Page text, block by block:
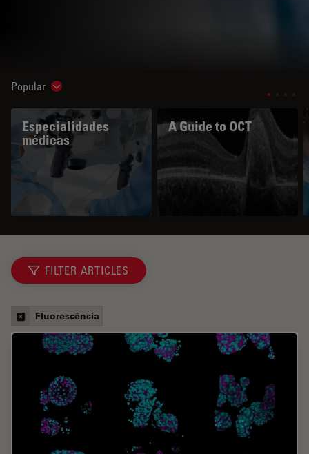
Popular Show subnavigation
Especialidades
médicas
A Guide to OCT
FILTER ARTICLES
Fluorescência